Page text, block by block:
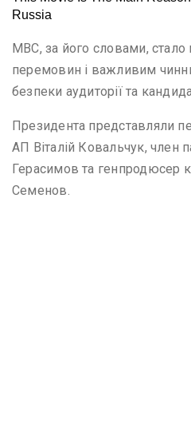
МВС, за його словами,
перемовин і важливим
безпеки аудиторії та
Президента представляли
АП Віталій Ковальчук, член
Герасимов та генпродюсер
Семенов.